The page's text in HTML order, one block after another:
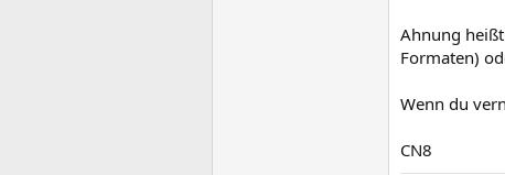
Ahnung
Formaten)
Wenn du
CN8